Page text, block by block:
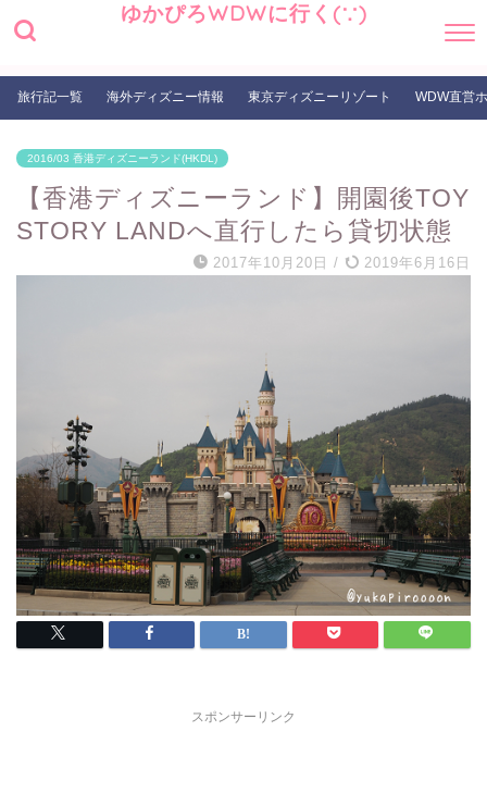
ゆかぴろWDWに行く(∵)
旅行記一覧 海外ディズニー情報 東京ディズニーリゾート WDW直営
2016/03 香港ディズニーランド(HKDL)
【香港ディズニーランド】開園後TOY
STORY LANDへ直行したら貸切状態
2017年10月20日 / 2019年6月16日
スポンサーリンク